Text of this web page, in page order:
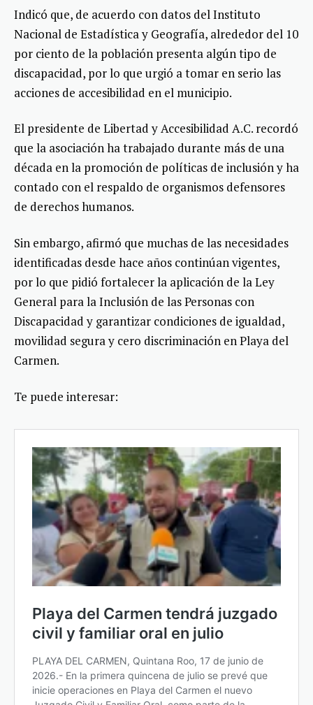
Indicó que, de acuerdo con datos del Instituto
Nacional de Estadística y Geografía, alrededor del 10
por ciento de la población presenta algún tipo de
discapacidad, por lo que urgió a tomar en serio las
acciones de accesibilidad en el municipio.
El presidente de Libertad y Accesibilidad A.C. recordó
que la asociación ha trabajado durante más de una
década en la promoción de políticas de inclusión y ha
contado con el respaldo de organismos defensores
de derechos humanos.
Sin embargo, afirmó que muchas de las necesidades
identificadas desde hace años continúan vigentes,
por lo que pidió fortalecer la aplicación de la Ley
General para la Inclusión de las Personas con
Discapacidad y garantizar condiciones de igualdad,
movilidad segura y cero discriminación en Playa del
Carmen.
Te puede interesar: